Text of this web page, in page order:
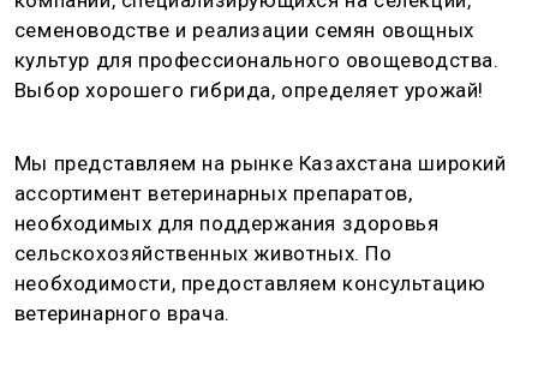
семеноводстве и реализации семян овощных
культур для профессионального овощеводства.
Выбор хорошего гибрида, определяет урожай!
Мы представляем на рынке Казахстана широкий
ассортимент ветеринарных препаратов,
необходимых для поддержания здоровья
сельскохозяйственных животных. По
необходимости, предоставляем консультацию
ветеринарного врача.